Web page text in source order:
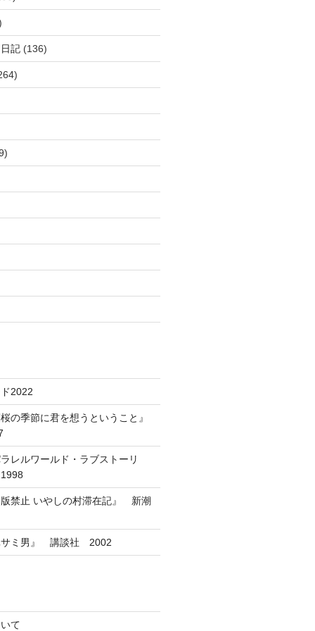
記(136)
2022
の季節に君を想うということ』
レルワールド・ラブストーリ
禁止 いやしの村滞在記』 新潮
ミ男』 講談社 2002
て